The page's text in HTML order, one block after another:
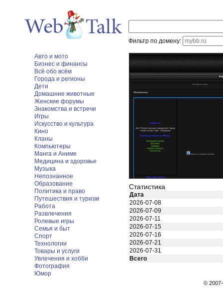
Фильтр по домену:
Авто и мото
Бизнес и финансы
Всё обо всём
Города и регионы
Дети
Домашние животные
Женские форумы
Знакомства и встречи
Игры
Искусство и культура
Кино
Кланы
Компьютеры
Манга и Аниме
Медицина и здоровье
Музыка
Непознанное
Образование
Политика и право
Путешествия и туризм
Работа
Развлечения
Ролевые игры
Семья и быт
Спорт
Технологии
Товары и услуги
Увлечения и хобби
Фотография
Юмор
Статистика
Дата
2026-07-08
2026-07-09
2026-07-11
2026-07-15
2026-07-16
2026-07-21
2026-07-31
Всего
©